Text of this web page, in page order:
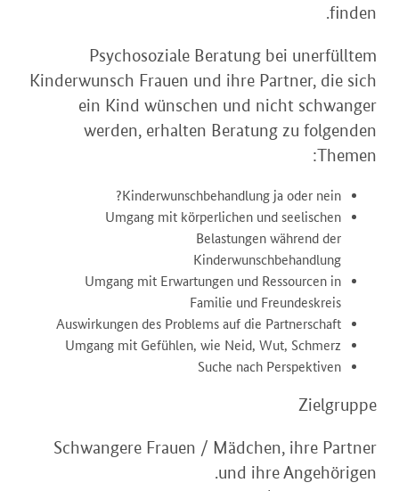
finden.
Psychosoziale Beratung bei unerfülltem
Kinderwunsch Frauen und ihre Partner, die sich
ein Kind wünschen und nicht schwanger
werden, erhalten Beratung zu folgenden
Themen:
Kinderwunschbehandlung ja oder nein?
Umgang mit körperlichen und seelischen
Belastungen während der
Kinderwunschbehandlung
Umgang mit Erwartungen und Ressourcen in
Familie und Freundeskreis
Auswirkungen des Problems auf die Partnerschaft
Umgang mit Gefühlen, wie Neid, Wut, Schmerz
Suche nach Perspektiven
Zielgruppe
Schwangere Frauen / Mädchen, ihre Partner
und ihre Angehörigen.